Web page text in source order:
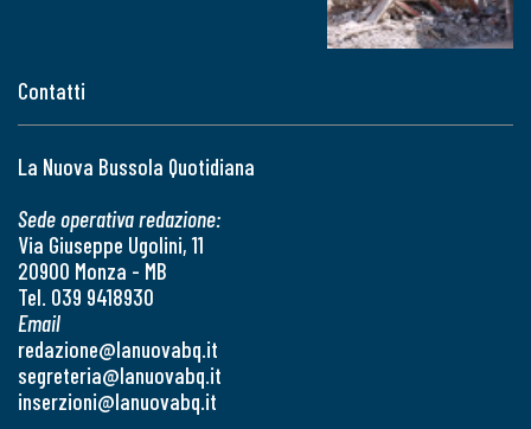
Contatti
La Nuova Bussola Quotidiana
Sede operativa redazione:
Via Giuseppe Ugolini, 11
20900 Monza - MB
Tel. 039 9418930
Email
redazione@lanuovabq.it
segreteria@lanuovabq.it
inserzioni@lanuovabq.it